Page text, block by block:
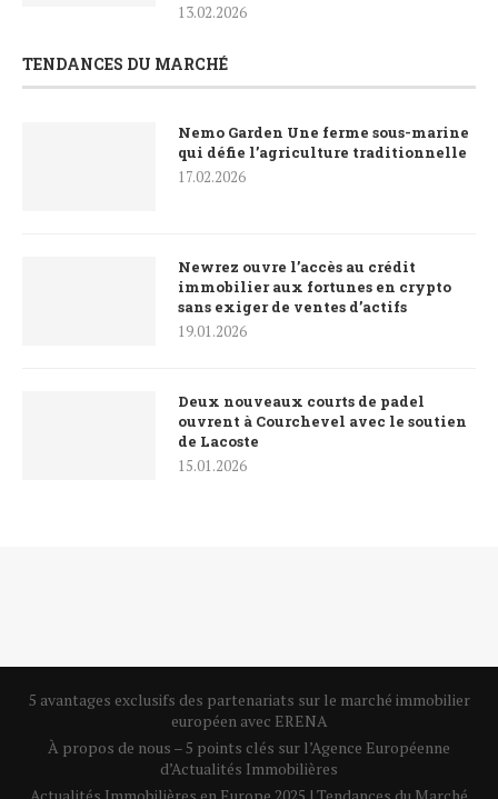
13.02.2026
TENDANCES DU MARCHÉ
Nemo Garden Une ferme sous-marine
qui défie l’agriculture traditionnelle
17.02.2026
Newrez ouvre l’accès au crédit
immobilier aux fortunes en crypto
sans exiger de ventes d’actifs
19.01.2026
Deux nouveaux courts de padel
ouvrent à Courchevel avec le soutien
de Lacoste
15.01.2026
5 avantages exclusifs des partenariats sur le marché immobilier
européen avec ERENA
À propos de nous – 5 points clés sur l’Agence Européenne
d’Actualités Immobilières